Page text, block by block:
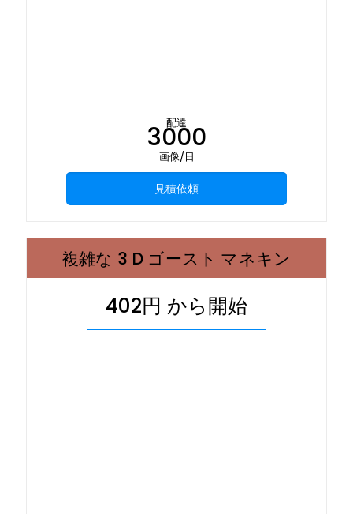
配達
3000
画像/日
見積依頼
複雑な 3 D ゴースト マネキン
402円 から開始